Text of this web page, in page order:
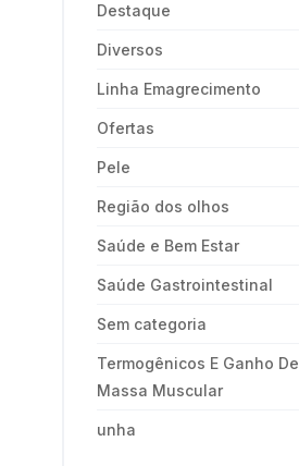
Destaque
Diversos
Linha Emagrecimento
Ofertas
Pele
Região dos olhos
Saúde e Bem Estar
Saúde Gastrointestinal
Sem categoria
Termogênicos E Ganho De
Massa Muscular
unha